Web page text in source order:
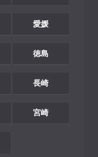
愛媛
徳島
長崎
宮崎